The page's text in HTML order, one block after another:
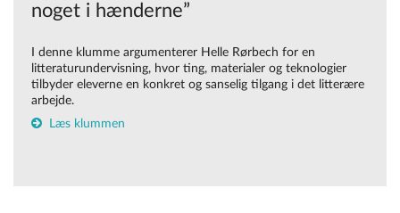
noget i hænderne”
I denne klumme argumenterer Helle Rørbech for en
litteraturundervisning, hvor ting, materialer og teknologier
tilbyder eleverne en konkret og sanselig tilgang i det litterære
arbejde.
Læs klummen